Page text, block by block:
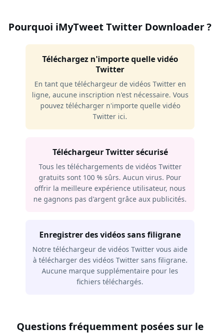
Pourquoi iMyTweet Twitter Downloader ?
Téléchargez n'importe quelle vidéo
Twitter
En tant que téléchargeur de vidéos Twitter en
ligne, aucune inscription n'est nécessaire. Vous
pouvez télécharger n'importe quelle vidéo
Twitter ici.
Téléchargeur Twitter sécurisé
Tous les téléchargements de vidéos Twitter
gratuits sont 100 % sûrs. Aucun virus. Pour
offrir la meilleure expérience utilisateur, nous
ne gagnons pas d'argent grâce aux publicités.
Enregistrer des vidéos sans filigrane
Notre téléchargeur de vidéos Twitter vous aide
à télécharger des vidéos Twitter sans filigrane.
Aucune marque supplémentaire pour les
fichiers téléchargés.
Questions fréquemment posées sur le